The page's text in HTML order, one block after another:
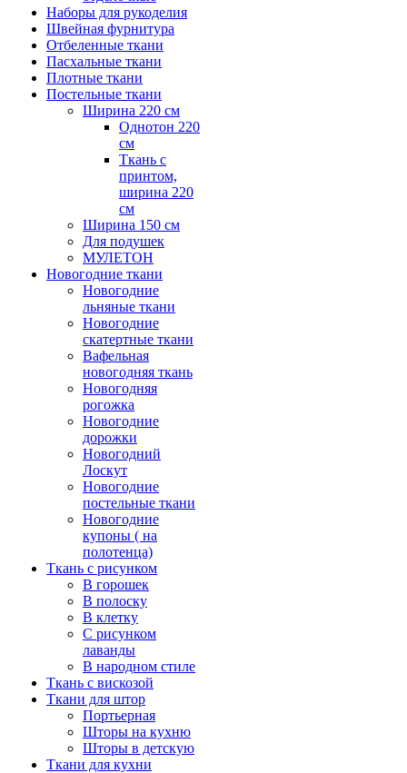
Наборы для рукоделия
Швейная фурнитура
Отбеленные ткани
Пасхальные ткани
Плотные ткани
Постельные ткани
Ширина 220 см
Однотон 220
см
Ткань с
принтом,
ширина 220
см
Ширина 150 см
Для подушек
МУЛЕТОН
Новогодние ткани
Новогодние
льняные ткани
Новогодние
скатертные ткани
Вафельная
новогодняя ткань
Новогодняя
рогожка
Новогодние
дорожки
Новогодний
Лоскут
Новогодние
постельные ткани
Новогодние
купоны ( на
полотенца)
Ткань с рисунком
В горошек
В полоску
В клетку
С рисунком
лаванды
В народном стиле
Ткань с вискозой
Ткани для штор
Портьерная
Шторы на кухню
Шторы в детскую
Ткани для кухни